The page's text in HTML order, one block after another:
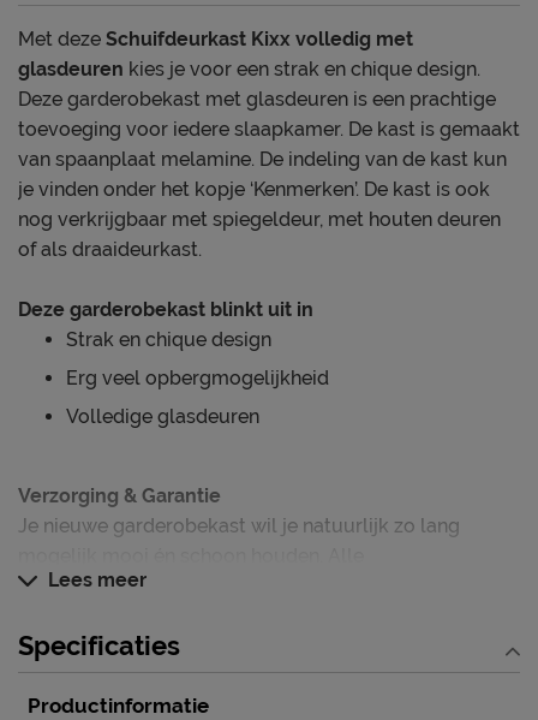
Met deze Schuifdeurkast Kixx volledig met
glasdeuren kies je voor een strak en chique design.
Deze garderobekast met glasdeuren is een prachtige
toevoeging voor iedere slaapkamer. De kast is gemaakt
van spaanplaat melamine. De indeling van de kast kun
je vinden onder het kopje ‘Kenmerken’. De kast is ook
nog verkrijgbaar met spiegeldeur, met houten deuren
of als draaideurkast.
Deze garderobekast blinkt uit in
Strak en chique design
Erg veel opbergmogelijkheid
Volledige glasdeuren
Verzorging & Garantie
Je nieuwe garderobekast wil je natuurlijk zo lang
schoonmaakinstructies, evenals de garantie op de
om te weten’.
Lees meer
Specificaties
Productinformatie